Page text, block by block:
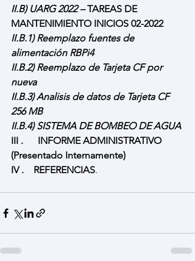
II.B) UARG 2022 – TAREAS DE
MANTENIMIENTO INICIOS 02-2022
II.B.1) Reemplazo fuentes de
alimentación RBPi4
II.B.2) Reemplazo de Tarjeta CF por
nueva
II.B.3) Analisis de datos de Tarjeta CF
256 MB
II.B.4) SISTEMA DE BOMBEO DE AGUA
III .      INFORME ADMINISTRATIVO
(Presentado Internamente)
IV .    REFERENCIAS.